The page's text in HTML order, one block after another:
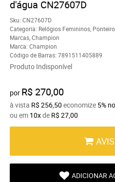
d'água CN27607D
Sku: CN27607D
Categoria: Relógios Femininos Ponteiro
Marcas Champion
Marca: Champion
Código de Barras: 7891511405889
Produto Indisponível
por R$ 270,00
à vista R$ 256,50 economize 5%
ou em 10xde R$ 27,00
ADICIONAR